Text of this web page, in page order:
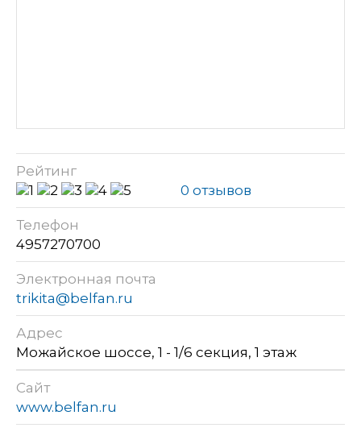
Рейтинг
0 отзывов
Телефон
4957270700
Электронная почта
trikita@belfan.ru
Адрес
Можайское шоссе, 1 - 1/6 секция, 1 этаж
Сайт
www.belfan.ru